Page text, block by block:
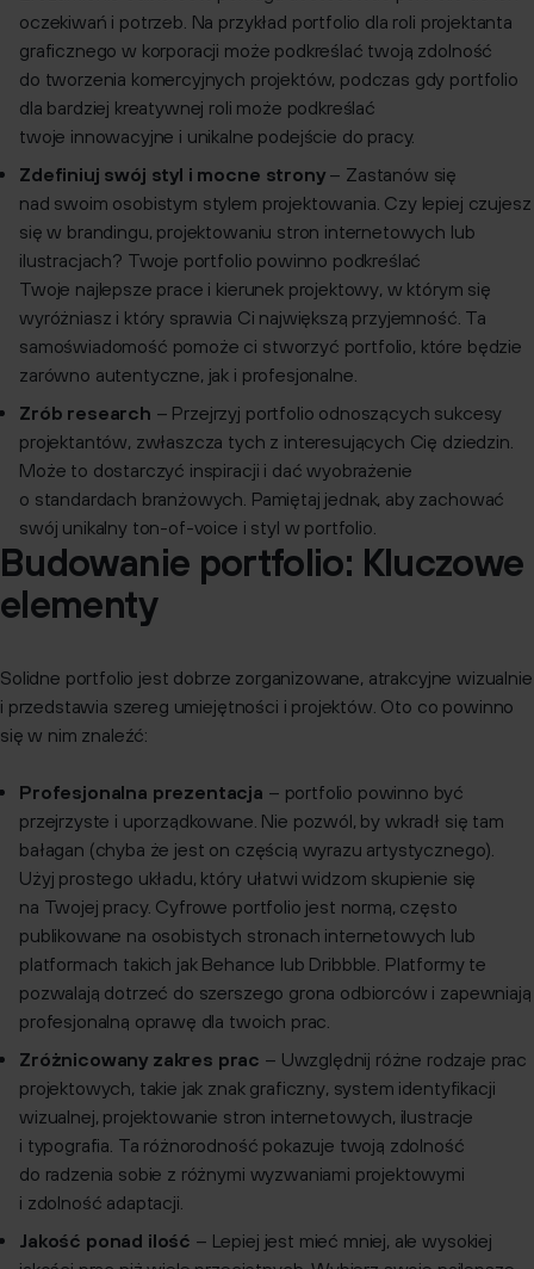
oczekiwań i potrzeb. Na przykład portfolio dla roli projektanta
graficznego w korporacji może podkreślać twoją zdolność
do tworzenia komercyjnych projektów, podczas gdy portfolio
dla bardziej kreatywnej roli może podkreślać
twoje innowacyjne i unikalne podejście do pracy.
Zdefiniuj swój styl i mocne strony– Zastanów się
nad swoim osobistym stylem projektowania. Czy lepiej czujesz
się w brandingu, projektowaniu stron internetowych lub
ilustracjach? Twoje portfolio powinno podkreślać
Twoje najlepsze prace i kierunek projektowy, w którym się
wyróżniasz i który sprawia Ci największą przyjemność. Ta
samoświadomość pomoże ci stworzyć portfolio, które będzie
zarówno autentyczne, jak i profesjonalne.
Zrób research – Przejrzyj portfolio odnoszących sukcesy
projektantów, zwłaszcza tych z interesujących Cię dziedzin.
Może to dostarczyć inspiracji i dać wyobrażenie
o standardach branżowych. Pamiętaj jednak, aby zachować
swój unikalny ton-of-voice i styl w portfolio.
Budowanie portfolio: Kluczowe
elementy
Solidne portfolio jest dobrze zorganizowane, atrakcyjne wizualnie
i przedstawia szereg umiejętności i projektów. Oto co powinno
się w nim znaleźć:
Profesjonalna prezentacja – portfolio powinno być
przejrzyste i uporządkowane. Nie pozwól, by wkradł się tam
bałagan (chyba że jest on częścią wyrazu artystycznego).
Użyj prostego układu, który ułatwi widzom skupienie się
na Twojej pracy. Cyfrowe portfolio jest normą, często
publikowane na osobistych stronach internetowych lub
platformach takich jak Behance lub Dribbble . Platformy te
pozwalają dotrzeć do szerszego grona odbiorców i zapewniają
profesjonalną oprawę dla twoich prac.
Zróżnicowany zakres prac – Uwzględnij różne rodzaje prac
projektowych, takie jak znak graficzny, system identyfikacji
wizualnej, projektowanie stron internetowych, ilustracje
i typografia. Ta różnorodność pokazuje twoją zdolność
do radzenia sobie z różnymi wyzwaniami projektowymi
i zdolność adaptacji.
Jakość ponad ilość – Lepiej jest mieć mniej, ale wysokiej